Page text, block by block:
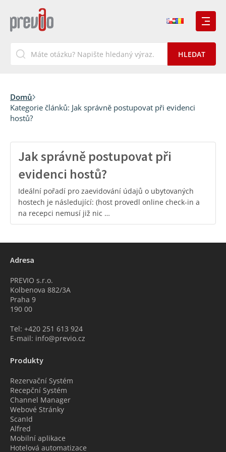
Domů
Kategorie článků: Jak správně postupovat při evidenci
hostů?
Jak správně postupovat při
evidenci hostů?
Ideální pořadí pro zaevidování údajů o ubytovaných
hostech je následující: (host provedl online check-in a
na recepci nemusí již nic …
Adresa
PREVIO s.r.o.
Kolbenova 882/3A
Praha 9
190 00
Tel: +420 251 613 924
E-mail: info@previo.cz
Produkty
Rezervační Systém
Recepční Systém
Channel Manager
Webové Stránky
ScanId
Alfred
Mobilní aplikace
Hotelová automatizace